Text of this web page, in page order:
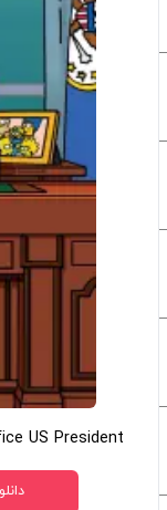
US President